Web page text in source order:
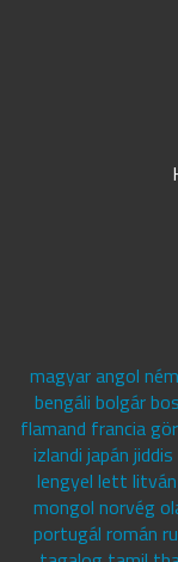
magyar angol
bengáli bolgár
flamand francia
izlandi japán
lengyel lett
mongol norvég
portugál román